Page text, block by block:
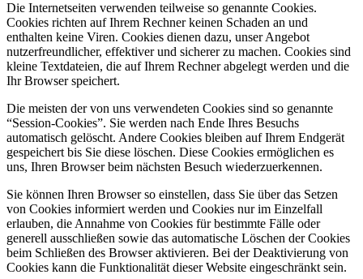
Die Internetseiten verwenden teilweise so genannte Cookies.
Cookies richten auf Ihrem Rechner keinen Schaden an und
enthalten keine Viren. Cookies dienen dazu, unser Angebot
nutzerfreundlicher, effektiver und sicherer zu machen. Cookies sind
kleine Textdateien, die auf Ihrem Rechner abgelegt werden und die
Ihr Browser speichert.
Die meisten der von uns verwendeten Cookies sind so genannte
“Session-Cookies”. Sie werden nach Ende Ihres Besuchs
automatisch gelöscht. Andere Cookies bleiben auf Ihrem Endgerät
gespeichert bis Sie diese löschen. Diese Cookies ermöglichen es
uns, Ihren Browser beim nächsten Besuch wiederzuerkennen.
Sie können Ihren Browser so einstellen, dass Sie über das Setzen
von Cookies informiert werden und Cookies nur im Einzelfall
erlauben, die Annahme von Cookies für bestimmte Fälle oder
generell ausschließen sowie das automatische Löschen der Cookies
beim Schließen des Browser aktivieren. Bei der Deaktivierung von
Cookies kann die Funktionalität dieser Website eingeschränkt sein.